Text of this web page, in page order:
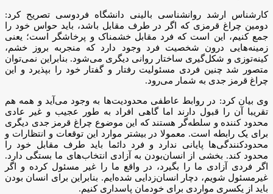
کارشناس ارشد روانشناسی بالینی دانشگاه فردوسی تصریح کرد:
دومین چراغ قرمزی که اگر در طرف مقابل باشد، باید حواس خود را
جمع کنیم، این است که فرد مقابل خشمناک و پرخاشگر است؛ یعنی
زمینه‌هایی درون شخصیت فرد وجود دارد که منجربه بروز خشم،
کینه‌توزی و شکل‌گیری ساختار روانی دیگری می‌شود. بنابراین نمی‌توان
متصور شد چنین فردی مسئولیت رفتار و گفتار خود را بپذیرد و این
چراغ قرمز جدی به شمار می‌رود.
وی بیان کرد: در روابط عاطفی محدودیت‌ها به وجود می‌آید و همه هم
تقریبا آن را قبول دارند اما گاهی افراد به طور عجیب و غیر عادی
محدود کننده و سلطه‌گر هستند که این موضوع چراغ قرمز جدی دیگری
برای یک رابطه است. معمولا در بیشتر موارد این توقعات و انتظارات و
محدودکنندگی‌ها پایانی ندارد و فرد دائما باید طرف مقابل خود را
محدود کند. بخشی از انسان‌بودن به آزادی انتخاب‌های ما بستگی دارد.
اگر فردی آزادی ما را بگیرد، در واقع ما را غیر مسئول کرده و اگر
غیرمسئول شویم، دچار انسان‌زدایی شده‌ایم. بنابراین برای انسان بودن
باید از یکسری مواردی برای خودمان پاسداری کنیم.